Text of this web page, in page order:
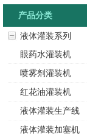
产品分类
液体灌装系列
眼药水灌装机
喷雾剂灌装机
红花油灌装机
液体灌装生产线
液体灌装加塞机